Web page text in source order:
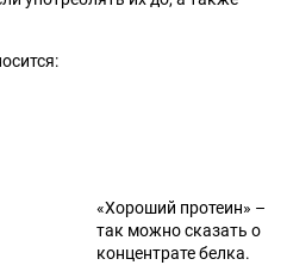
«Хороший протеин» –
так можно сказать о
концентрате белка.